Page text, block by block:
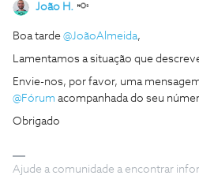
João H.
Boa tarde @JoãoAlmeida,
Lamentamos a situação que
Envie-nos, por favor, uma
@Fórum acompanhada do seu
Obrigado
Ajude a comunidade a encontrar